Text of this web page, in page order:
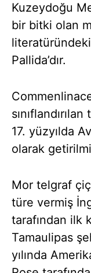
Kuzeydoğu
bir bitki olan
Pallida’dır.
17. yüzyılda
olarak
Mor telgraf
türe vermiş
tarafından ilk
Tamaulipas
yılında